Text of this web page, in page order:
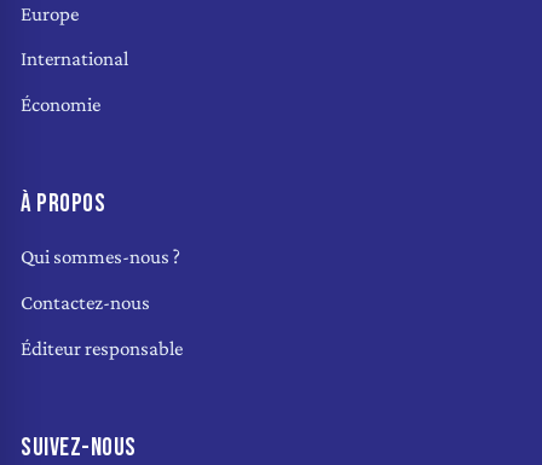
Europe
International
Économie
À PROPOS
Qui sommes-nous ?
Contactez-nous
Éditeur responsable
SUIVEZ-NOUS